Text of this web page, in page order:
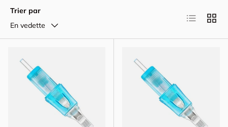
Trier par
En vedette
Liste Grille